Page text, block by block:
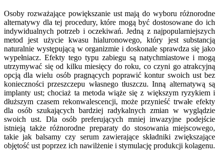
Osoby rozważające powiększanie ust mają do wyboru różnorodne
alternatywy dla tej procedury, które mogą być dostosowane do ich
indywidualnych potrzeb i oczekiwań. Jedną z najpopularniejszych
metod jest użycie kwasu hialuronowego, który jest substancją
naturalnie występującą w organizmie i doskonale sprawdza się jako
wypełniacz. Efekty tego typu zabiegu są natychmiastowe i mogą
utrzymywać się od kilku miesięcy do roku, co czyni go atrakcyjną
opcją dla wielu osób pragnących poprawić kontur swoich ust bez
konieczności przeszczepu własnego tłuszczu. Inną alternatywą są
implanty ust; chociaż ta metoda wiąże się z większym ryzykiem i
dłuższym czasem rekonwalescencji, może przynieść trwałe efekty
dla osób szukających bardziej radykalnych zmian w wyglądzie
swoich ust. Dla osób preferujących mniej inwazyjne podejście
istnieją także różnorodne preparaty do stosowania miejscowego,
takie jak balsamy czy serum zawierające składniki zwiększające
objętość ust poprzez ich nawilżenie i stymulację produkcji kolagenu.